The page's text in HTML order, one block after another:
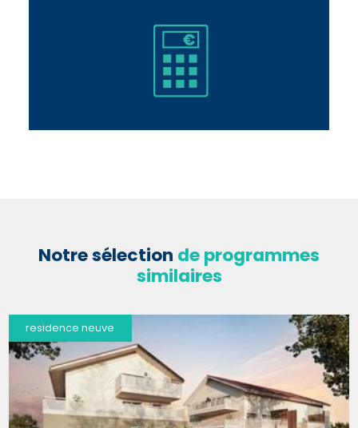
Notre sélection de programmes
similaires
residence neuve